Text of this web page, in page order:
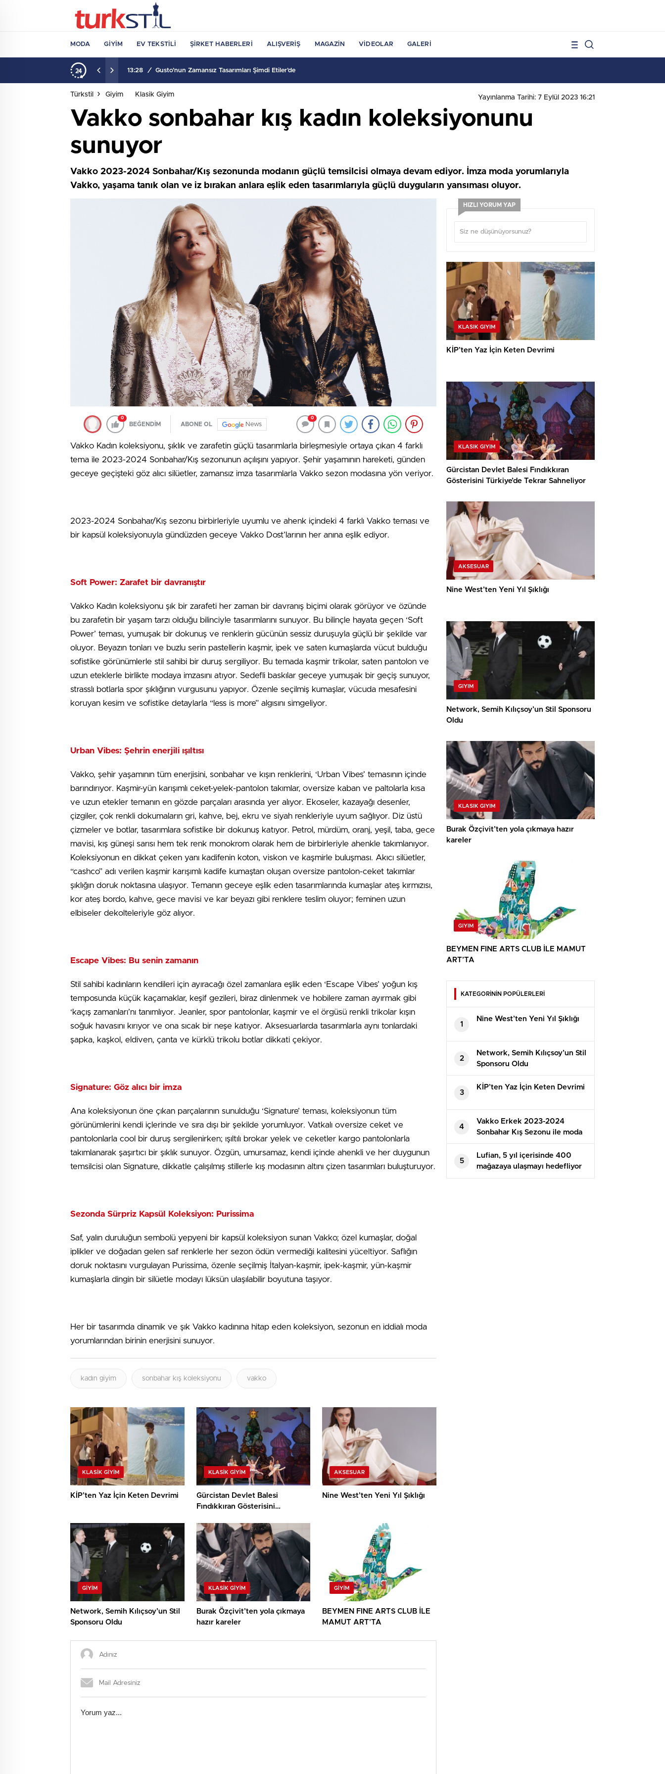
MODA GIYIM EV TEKSTILI ŞIRKET HABERLERI ALIŞVERIŞ MAGAZIN VIDEOLAR GALERI
13:28 / Gusto’nun Zamansız Tasarımları Şimdi Etiler’de
Türkstil Giyim Klasik Giyim Yayınlanma Tarihi: 7 Eylül 2023 16:21
Vakko sonbahar kış kadın koleksiyonunu
sunuyor
Vakko 2023-2024 Sonbahar/Kış sezonunda modanın güçlü temsilcisi olmaya devam ediyor. İmza moda yorumlarıyla
Vakko, yaşama tanık olan ve iz bırakan anlara eşlik eden tasarımlarıyla güçlü duyguların yansıması oluyor.
0
BEĞENDİM ABONE OL News
0
Vakko Kadın koleksiyonu, şıklık ve zarafetin güçlü tasarımlarla birleşmesiyle ortaya çıkan 4 farklı
tema ile 2023-2024 Sonbahar/Kış sezonunun açılışını yapıyor. Şehir yaşamının hareketi, günden
geceye geçişteki göz alıcı silüetler, zamansız imza tasarımlarla Vakko sezon modasına yön veriyor.
2023-2024 Sonbahar/Kış sezonu birbirleriyle uyumlu ve ahenk içindeki 4 farklı Vakko teması ve
bir kapsül koleksiyonuyla gündüzden geceye Vakko Dost’larının her anına eşlik ediyor.
Soft Power: Zarafet bir davranıştır
Vakko Kadın koleksiyonu şık bir zarafeti her zaman bir davranış biçimi olarak görüyor ve özünde
bu zarafetin bir yaşam tarzı olduğu bilinciyle tasarımlarını sunuyor. Bu bilinçle hayata geçen ‘Soft
Power’ teması, yumuşak bir dokunuş ve renklerin gücünün sessiz duruşuyla güçlü bir şekilde var
oluyor. Beyazın tonları ve buzlu serin pastellerin kaşmir, ipek ve saten kumaşlarda vücut bulduğu
sofistike görünümlerle stil sahibi bir duruş sergiliyor. Bu temada kaşmir trikolar, saten pantolon ve
uzun eteklerle birlikte modaya imzasını atıyor. Sedefli baskılar geceye yumuşak bir geçiş sunuyor,
strasslı botlarla spor şıklığının vurgusunu yapıyor. Özenle seçilmiş kumaşlar, vücuda mesafesini
koruyan kesim ve sofistike detaylarla “less is more” algısını simgeliyor.
Urban Vibes: Şehrin enerjili ışıltısı
Vakko, şehir yaşamının tüm enerjisini, sonbahar ve kışın renklerini, ‘Urban Vibes’ temasının içinde
barındırıyor. Kaşmir-yün karışımlı ceket-yelek-pantolon takımlar, oversize kaban ve paltolarla kısa
ve uzun etekler temanın en gözde parçaları arasında yer alıyor. Ekoseler, kazayağı desenler,
çizgiler, çok renkli dokumaların gri, kahve, bej, ekru ve siyah renkleriyle uyum sağlıyor. Diz üstü
çizmeler ve botlar, tasarımlara sofistike bir dokunuş katıyor. Petrol, mürdüm, oranj, yeşil, taba, gece
mavisi, kış güneşi sarısı hem tek renk monokrom olarak hem de birbirleriyle ahenkle takımlanıyor.
Koleksiyonun en dikkat çeken yanı kadifenin koton, viskon ve kaşmirle buluşması. Akıcı silüetler,
“cashco” adı verilen kaşmir karışımlı kadife kumaştan oluşan oversize pantolon-ceket takımlar
şıklığın doruk noktasına ulaşıyor. Temanın geceye eşlik eden tasarımlarında kumaşlar ateş kırmızısı,
kor ateş bordo, kahve, gece mavisi ve kar beyazı gibi renklere teslim oluyor; feminen uzun
elbiseler dekolteleriyle göz alıyor.
Escape Vibes: Bu senin zamanın
Stil sahibi kadınların kendileri için ayıracağı özel zamanlara eşlik eden ‘Escape Vibes’ yoğun kış
temposunda küçük kaçamaklar, keşif gezileri, biraz dinlenmek ve hobilere zaman ayırmak gibi
‘kaçış zamanları’nı tanımlıyor. Jeanler, spor pantolonlar, kaşmir ve el örgüsü renkli trikolar kışın
soğuk havasını kırıyor ve ona sıcak bir neşe katıyor. Aksesuarlarda tasarımlarla aynı tonlardaki
şapka, kaşkol, eldiven, çanta ve kürklü trikolu botlar dikkati çekiyor.
Signature: Göz alıcı bir imza
Ana koleksiyonun öne çıkan parçalarının sunulduğu ‘Signature’ teması, koleksiyonun tüm
görünümlerini kendi içlerinde ve sıra dışı bir şekilde yorumluyor. Vatkalı oversize ceket ve
pantolonlarla cool bir duruş sergilenirken; ışıltılı brokar yelek ve ceketler kargo pantolonlarla
takımlanarak şaşırtıcı bir şıklık sunuyor. Özgün, umursamaz, kendi içinde ahenkli ve her duygunun
temsilcisi olan Signature, dikkatle çalışılmış stillerle kış modasının altını çizen tasarımları buluşturuyor.
Sezonda Sürpriz Kapsül Koleksiyon: Purissima
Saf, yalın duruluğun sembolü yepyeni bir kapsül koleksiyon sunan Vakko; özel kumaşlar, doğal
iplikler ve doğadan gelen saf renklerle her sezon ödün vermediği kalitesini yüceltiyor. Saflığın
doruk noktasını vurgulayan Purissima, özenle seçilmiş İtalyan-kaşmir, ipek-kaşmir, yün-kaşmir
kumaşlarla dingin bir silüetle modayı lüksün ulaşılabilir boyutuna taşıyor.
Her bir tasarımda dinamik ve şık Vakko kadınına hitap eden koleksiyon, sezonun en iddialı moda
yorumlarından birinin enerjisini sunuyor.
kadın giyim sonbahar kış koleksiyonu vakko
KLASIK GIYIM
KİP’ten Yaz İçin Keten Devrimi
KLASIK GIYIM
Gürcistan Devlet Balesi
Fındıkkıran Gösterisini
AKSESUAR
Nine West’ten Yeni Yıl Şıklığı
GIYIM
Network, Semih Kılıçsoy’un Stil
Sponsoru Oldu
KLASIK GIYIM
Burak Özçivit’ten yola çıkmaya
hazır kareler
GIYIM
BEYMEN FINE ARTS CLUB İLE
MAMUT ART’TA
HIZLI YORUM YAP
KLASIK GIYIM
KİP’ten Yaz İçin Keten Devrimi
KLASIK GIYIM
Gürcistan Devlet Balesi Fındıkkıran
Gösterisini Türkiye’de Tekrar Sahneliyor
AKSESUAR
Nine West’ten Yeni Yıl Şıklığı
GIYIM
Network, Semih Kılıçsoy’un Stil Sponsoru
Oldu
KLASIK GIYIM
Burak Özçivit’ten yola çıkmaya hazır
kareler
GIYIM
BEYMEN FINE ARTS CLUB İLE MAMUT
ART’TA
KATEGORİNİN POPÜLERLERİ
1
Nine West’ten Yeni Yıl Şıklığı
2
Network, Semih Kılıçsoy’un Stil
Sponsoru Oldu
3
KİP’ten Yaz İçin Keten Devrimi
4
Vakko Erkek 2023-2024
Sonbahar Kış Sezonu ile moda
yorumunu sunuyor
5
Lufian, 5 yıl içerisinde 400
mağazaya ulaşmayı hedefliyor